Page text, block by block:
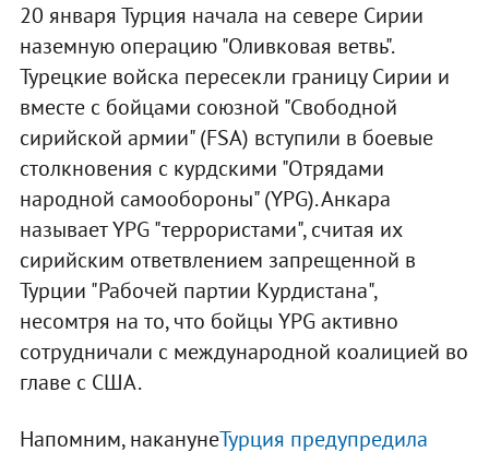
20 января Турция начала на севере Сирии
наземную операцию "Оливковая ветвь".
Турецкие войска пересекли границу Сирии и
вместе с бойцами союзной "Свободной
сирийской армии" (FSA) вступили в боевые
столкновения с курдскими "Отрядами
народной самообороны" (YPG). Анкара
называет YPG "террористами", считая их
сирийским ответвлением запрещенной в
Турции "Рабочей партии Курдистана",
несомтря на то, что бойцы YPG активно
сотрудничали с международной коалицией во
главе с США.
Напомним, наканунеТурция предупредила